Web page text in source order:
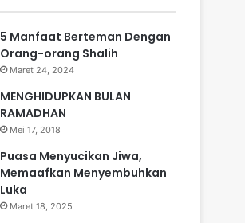
5 Manfaat Berteman Dengan
Orang-orang Shalih
Maret 24, 2024
MENGHIDUPKAN BULAN
RAMADHAN
Mei 17, 2018
Puasa Menyucikan Jiwa,
Memaafkan Menyembuhkan
Luka
Maret 18, 2025